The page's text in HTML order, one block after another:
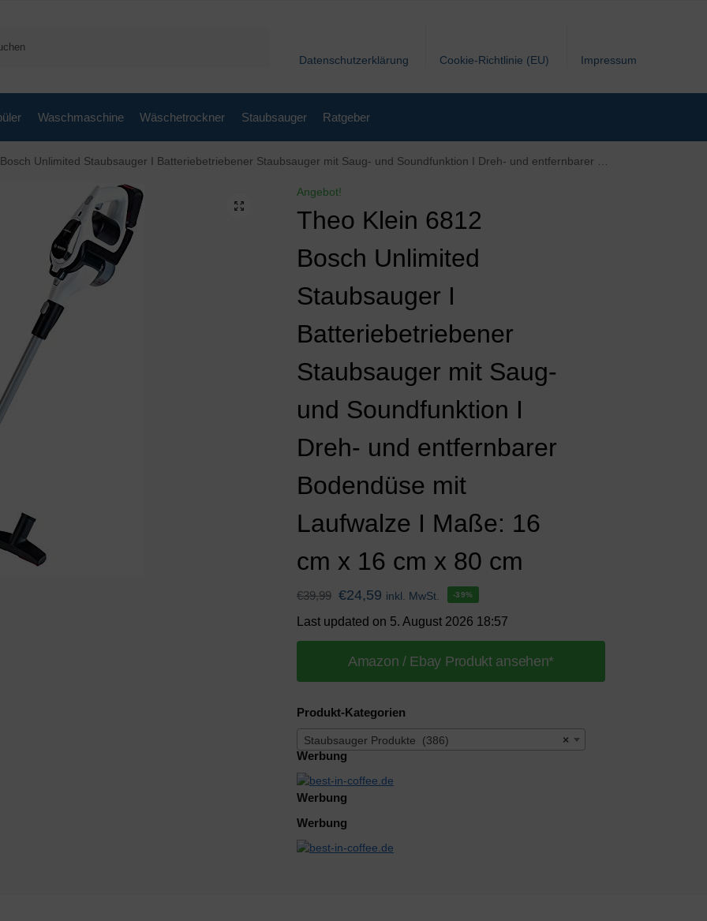
Datenschutzerklärung Cookie-Richtlinie (EU) Impressum
Waschmaschine Wäschetrockner Staubsauger Ratgeber
Staubsauger I Batteriebetriebener Staubsauger mit Saug- und Soundfunktion I Dreh- und entfernbarer Bodendüse mit Laufwalze I Maße: 16 cm x 16 cm x 80 cm
Angebot!
Theo Klein 6812
Bosch Unlimited
Staubsauger I
Batteriebetriebener
Staubsauger mit Saug-
und Soundfunktion I
Dreh- und entfernbarer
Bodendüse mit
Laufwalze I Maße: 16
cm x 16 cm x 80 cm
€39,99 €24,59 inkl. MwSt. -39%
Last updated on 5. August 2026 18:57
Amazon / Ebay Produkt ansehen*
Produkt-Kategorien
×
Staubsauger Produkte (386)
Werbung
Werbung
Werbung